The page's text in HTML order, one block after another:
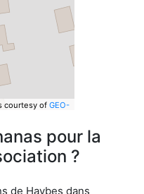
courtesy of GEO-
pour la
?
de Haybes dans